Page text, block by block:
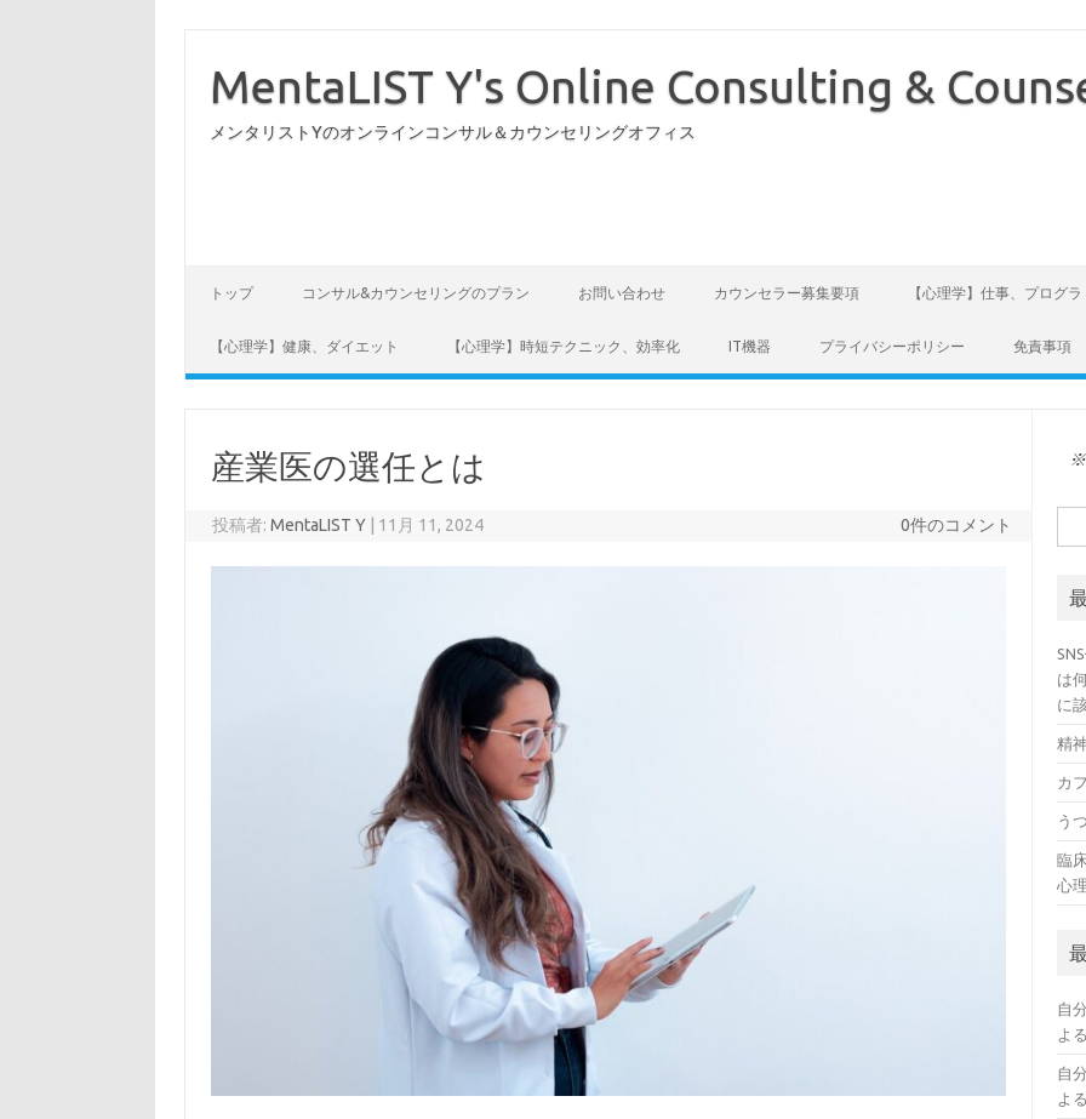
MentaLIST Y's Online Consulting &
メンタリストYのオンラインコンサル＆カウンセリングオフィス
トップ コンサル&カウンセリングのプラン お問い合わせ カウンセラー募集要項 【心理学】仕事、プログ
【心理学】健康、ダイエット 【心理学】時短テクニック、効率化 IT機器 プライバシーポリシー 免責事項
産業医の選任とは
投稿者:MentaLIST Y 11月 11, 2024 0件のコメント
※
索:
は
に
精
カ
う
臨
心
自
よ
自
よ